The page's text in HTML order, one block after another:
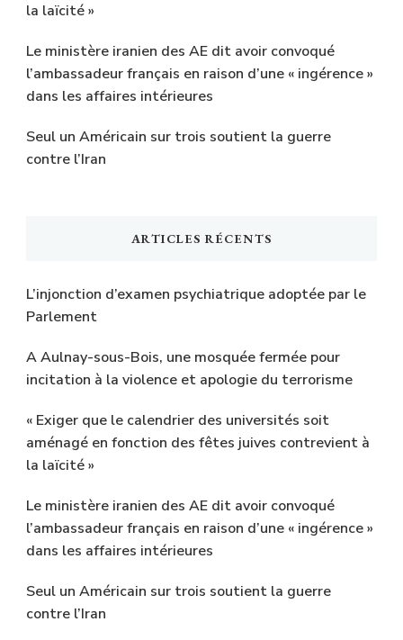
la laïcité »
Le ministère iranien des AE dit avoir convoqué
l’ambassadeur français en raison d’une « ingérence »
dans les affaires intérieures
Seul un Américain sur trois soutient la guerre
contre l’Iran
ARTICLES RÉCENTS
L’injonction d’examen psychiatrique adoptée par le
Parlement
A Aulnay-sous-Bois, une mosquée fermée pour
incitation à la violence et apologie du terrorisme
« Exiger que le calendrier des universités soit
aménagé en fonction des fêtes juives contrevient à
la laïcité »
Le ministère iranien des AE dit avoir convoqué
l’ambassadeur français en raison d’une « ingérence »
dans les affaires intérieures
Seul un Américain sur trois soutient la guerre
contre l’Iran